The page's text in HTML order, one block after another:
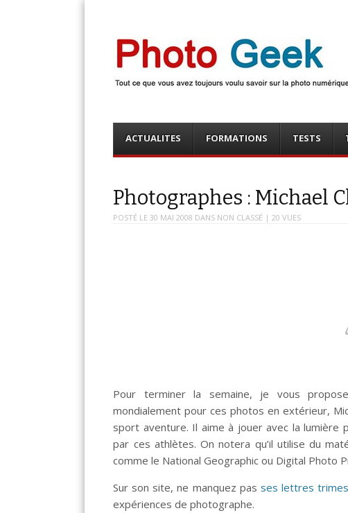
Photo Geek
Menu
content
ACTUALITES FORMATIONS TESTS
Photographes : Michael
POSTÉ LE30 MAI 2008 DANS NON CLASSÉ | 20 VUES
Pour terminer la semaine, je vous
mondialement pour ces photos en extérieur,
sport aventure. Il aime à jouer avec la
par ces athlètes. On notera qu’il utilise du
comme le National Geographic ou Digital Photo
Sur son site, ne manquez pas ses lettres
expériences de photographe.